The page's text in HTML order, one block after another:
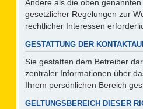
Andere als die oben
gesetzlicher Regelungen zur
rechtlicher Interessen
GESTATTUNG DER
Sie gestatten dem Betreiber
zentraler Informationen über
Ihrem persönlichen Bereich
GELTUNGSBEREICH DIESER